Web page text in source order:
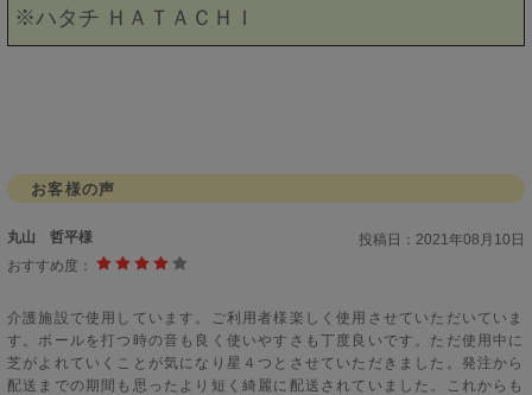
※ハタチ ＨＡＴＡＣＨＩ
お客様の声
丸山 哲平様 投稿日： 2021年08月10日
おすすめ度：
介護施設で使用しています。ご利用者様楽しく使用させていただいていま
す。ボールを打つ時の音も良く使いやすさも丁度良いです。ただ使用中に
芝がよれていくことが気になり星４つとさせていただきました。発注から
配送までの期間も思ったより短く綺麗に配送されていました。これからも